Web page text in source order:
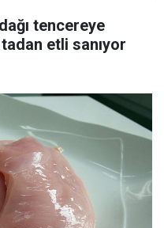
tencereye
etli sanıyor